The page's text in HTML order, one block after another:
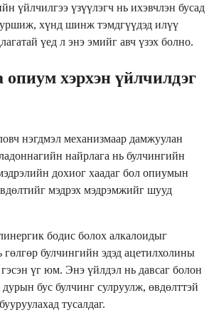
үйлчилгээ үзүүлэгч нь ихэвчлэн бусад
хүнд шинж тэмдгүүдэд илүү
үед л энэ эмийг авч үзэх болно.
опиум хэрхэн үйлчилдэг
нэгдмэл механизмаар дамжуулан
найрлага нь булчингийн
дохиог хаадаг бол опиумын
мэдрэх мэдрэмжийг шууд
бодис болох алкалоидыг
гөлгөр булчингийн эдэд ацетилхолины
үг юм. Энэ үйлдэл нь давсаг болон
бус булчинг сулруулж, өвдөлттэй
тусалдаг.